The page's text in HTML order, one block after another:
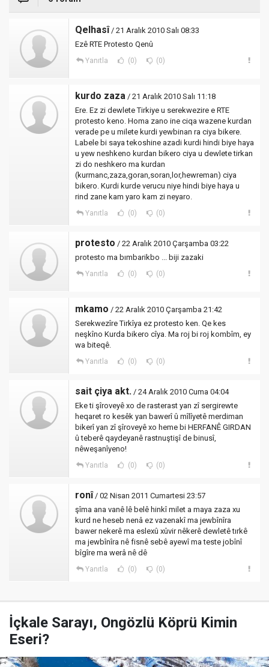
Qelhasî / 21 Aralık 2010 Salı 08:33
Ezê RTE Protesto Qenû
Yanıtla (0) (0)
kurdo zaza / 21 Aralık 2010 Salı 11:18
Ere. Ez zi dewlete Tirkiye u serekwezire e RTE
protesto keno. Homa zano ine ciqa wazene kurdan
verade pe u milete kurdi yewbinan ra ciya bikere.
Labele bi saya tekoshine azadi kurdi hindi biye haya
u yew neshkeno kurdan bikero ciya u dewlete tirkan
zi do neshkero ma kurdan
(kurmanc,zaza,goran,soran,lor,hewreman) ciya
bikero. Kurdi kurde verucu niye hindi biye haya u
rind zane kam yaro kam zi neyaro.
Yanıtla (0) (0)
protesto / 22 Aralık 2010 Çarşamba 03:22
protesto ma bımbarikbo ... biji zazaki
Yanıtla (0) (0)
mkamo / 22 Aralık 2010 Çarşamba 21:42
Serekwezîre Tirkîya ez protesto ken. Qe kes
neşkîno Kurda bikero cîya. Ma roj bi roj kombîm, ey
wa biteqê.
Yanıtla (0) (0)
sait çiya akt. / 24 Aralık 2010 Cuma 04:04
Eke ti şîroveyê xo de rasterast yan zî sergirewte
heqaret ro kesêk yan bawerî û mîlîyetê merdiman
bikerî yan zî şîroveyê xo heme bi HERFANÊ GIRDAN
û teberê qaydeyanê rastnuştişî de binusî,
nêweşanîyeno!
Yanıtla (0) (0)
ronî / 02 Nisan 2011 Cumartesi 23:57
şîma ana vanê lê belê hinkî milet a maya zaza xu
kurd ne heseb nenâ ez vazenakî ma jewbînîra
bawer nekerê ma eslexû xûvir nêkerê dewletê tırkê
ma jewbînîra nê fisnê sebê ayewî ma teste jobînî
bîgîre ma werâ nê dê
Yanıtla (0) (0)
İçkale Sarayı, Ongözlü Köprü Kimin
Eseri?